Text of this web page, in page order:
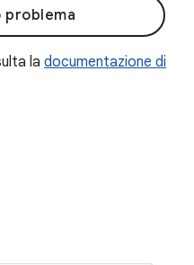
problema
la documentazione di